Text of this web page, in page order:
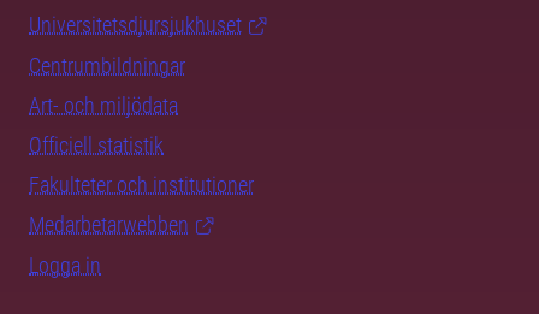
Universitetsdjursjukhuset
Centrumbildningar
Art- och miljödata
Officiell statistik
Fakulteter och institutioner
Medarbetarwebben
Logga in